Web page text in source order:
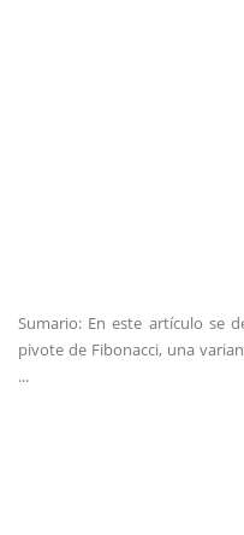
Sumario: En este artículo se
pivote de Fibonacci, una
...